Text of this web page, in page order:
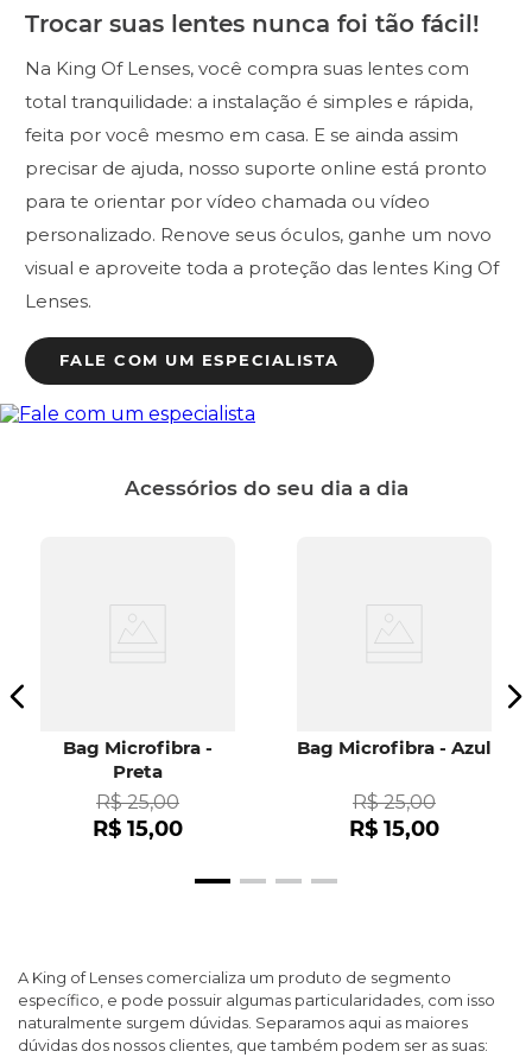
Trocar suas lentes nunca foi tão fácil!
Na King Of Lenses, você compra suas lentes com
total tranquilidade: a instalação é simples e rápida,
feita por você mesmo em casa. E se ainda assim
precisar de ajuda, nosso suporte online está pronto
para te orientar por vídeo chamada ou vídeo
personalizado. Renove seus óculos, ganhe um novo
visual e aproveite toda a proteção das lentes King Of
Lenses.
FALE COM UM ESPECIALISTA
Acessórios do seu dia a dia
Bag Microfibra -
Preta
R$ 25,00
R$ 15,00
Bag Microfibra - Azul
R$ 25,00
R$ 15,00
A King of Lenses comercializa um produto de segmento
específico, e pode possuir algumas particularidades, com isso
naturalmente surgem dúvidas. Separamos aqui as maiores
dúvidas dos nossos clientes, que também podem ser as suas: